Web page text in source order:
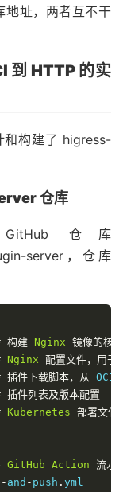
地址，两者互不干
到 HTTP 的实
和构建了 higress-
仓库
仓库
server，仓库
构建 Nginx 镜像的核心
Nginx 配置文件，用于
插件下载脚本，从 OCI
插件列表及版本配置
Kubernetes 部署文件
GitHub Action 流水
- and - push . yml